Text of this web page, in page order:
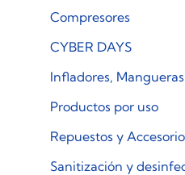
Compresores
CYBER DAYS
Infladores,
Productos por uso
Repuestos y
Sanitización y